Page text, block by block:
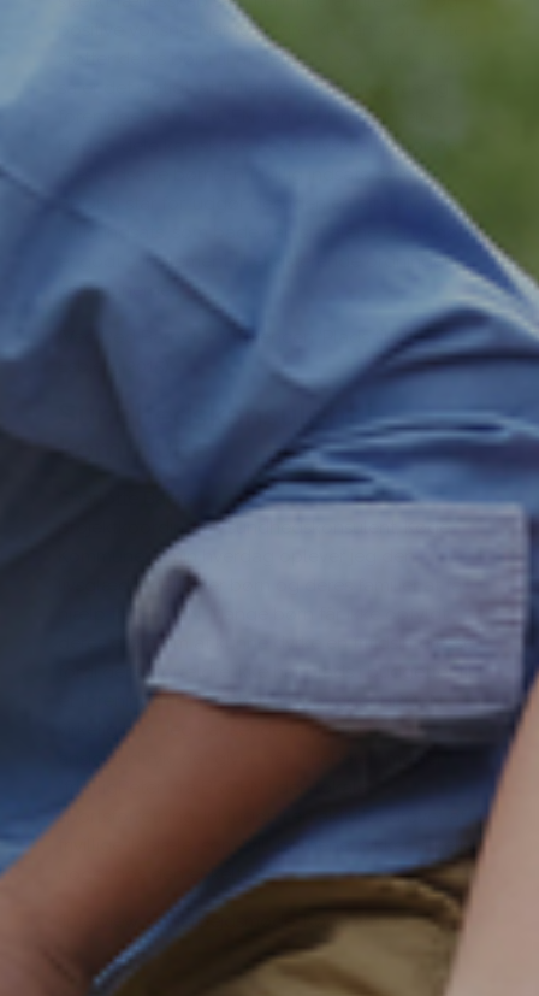
positive voksne. Når forældre ikke ansporer eller
støtter deres børn til at deltage i en fritidsaktivitet,
så er det vigtigt, at initiativer som Fritidspas og
foreninger som BROEN kan gå ind og hjælpe.
Begge dele kan skabe bedre livskvalitet for de
mest udsatte børn. En frivillig indsats, som den
BROEN står for, udgør desuden en effektiv og
billig indsats, som både kan stå alene og udgøre
et godt supplement til eksisterende ordninger i
kommunerne.”
(Ved Red Barnet-konferencen ‘Plads til alle’,
Sundhedskonsulent i
kommune
Charlotte Baere,
projektkoordinator/sundhedskonsulent, Køge
Kommune: “I min hverdag oplever jeg den
livsglæde, det giver børn og deres familier at få
hjælp fra BROEN. Mange børn får ikke opfyldt
deres drøm om at kunne dyrke en fritidsinteresse,
fordi deres forældre ikke har plads i budgettet til
et foreningsmedlemskab. Her bygger BROEN
virkelig bro. Jeg har set de fantastiske
ansigtsudtryk, det giver, når ”lillePeter” møder
”frivilligPeter” fra BROEN i den lokale
sportsforretning. Inklusion i en aktivitet drevet af
frivillige ildsjæle, som ”vil” børnene, rykker virkelig
noget hos den enkelte.”
(Interview, samarbejdsmøde, Køge 2014)